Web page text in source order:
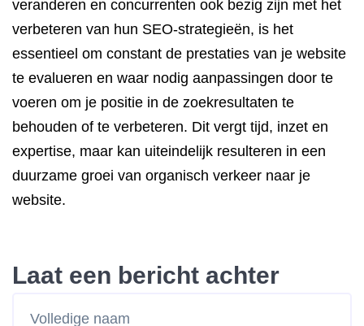
veranderen en concurrenten ook bezig zijn met het
verbeteren van hun SEO-strategieën, is het
essentieel om constant de prestaties van je website
te evalueren en waar nodig aanpassingen door te
voeren om je positie in de zoekresultaten te
behouden of te verbeteren. Dit vergt tijd, inzet en
expertise, maar kan uiteindelijk resulteren in een
duurzame groei van organisch verkeer naar je
website.
Laat een bericht achter